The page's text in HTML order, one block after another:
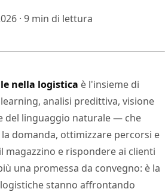
· 9 min di lettura
nella logistica è l'insieme di
analisi predittiva, visione
del linguaggio naturale — che
domanda, ottimizzare percorsi e
magazzino e rispondere ai clienti
una promessa da convegno: è la
stanno affrontando